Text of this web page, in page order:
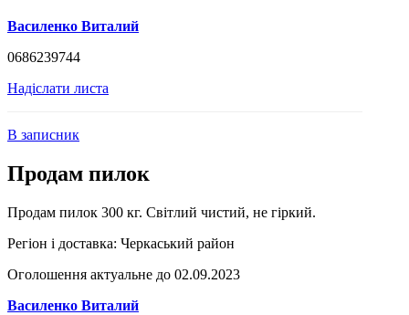
Василенко Виталий
0686239744
Надіслати листа
В записник
Продам пилок
Продам пилок 300 кг. Світлий чистий, не гіркий.
Регіон і доставка: Черкаський район
Оголошення актуальне до 02.09.2023
Василенко Виталий